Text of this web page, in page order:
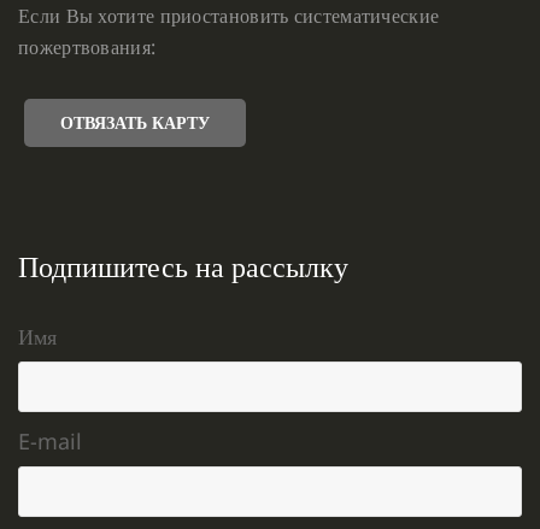
Если Вы хотите приостановить систематические
пожертвования:
ОТВЯЗАТЬ КАРТУ
Подпишитесь на рассылку
Имя
E-mail